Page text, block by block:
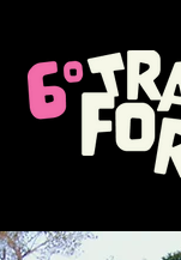
‎ ‎ ‎ ‎ ‎ ‎ ‎ ‎ ‎ ‎ ‎ ‎ ‎ ‎ ‎ ‎ ‎ ‎ ‎ ‎